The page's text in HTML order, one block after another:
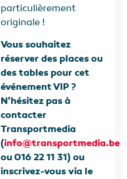
particulièrement
originale !
Vous souhaitez
réserver des places ou
des tables pour cet
événement VIP ?
N’hésitez pas à
contacter
Transportmedia
(info@transportmedia.be
ou 016 22 11 31) ou
inscrivez-vous via le